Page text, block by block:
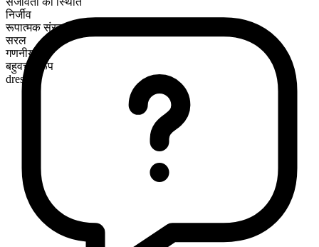
निर्जीव
रूपात्मक संरचना
सरल
गणनीय
बहुवचन रूप
dresses